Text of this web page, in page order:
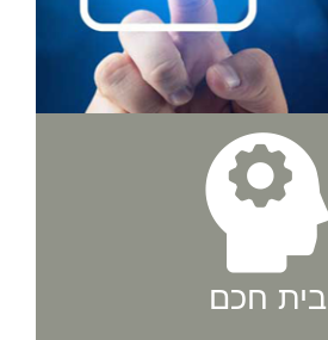
בית חכם